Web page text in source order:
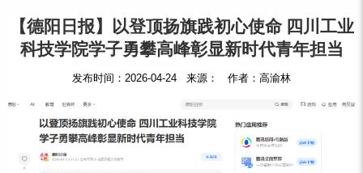
【德阳日报】以登顶扬旗践初心使命 四川工业
科技学院学子勇攀高峰彰显新时代青年担当
发布时间：2026-04-24 来源： 作者：高渝林